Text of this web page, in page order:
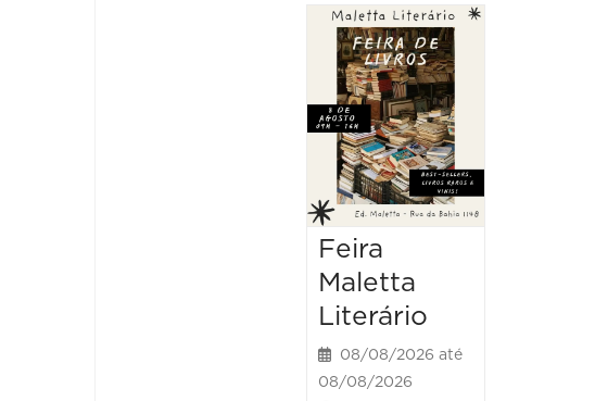
Feira
Maletta
Literário
08/08/2026 até
08/08/2026